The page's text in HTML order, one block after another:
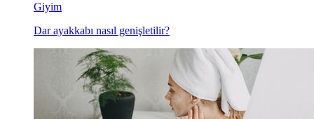
Giyim
Dar ayakkabı nasıl genişletilir?